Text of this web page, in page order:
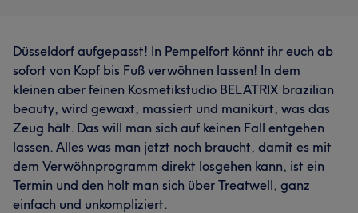
Düsseldorf aufgepasst! In Pempelfort könnt ihr euch ab
sofort von Kopf bis Fuß verwöhnen lassen! In dem
kleinen aber feinen Kosmetikstudio BELATRIX brazilian
beauty, wird gewaxt, massiert und manikürt, was das
Zeug hält. Das will man sich auf keinen Fall entgehen
lassen. Alles was man jetzt noch braucht, damit es mit
dem Verwöhnprogramm direkt losgehen kann, ist ein
Termin und den holt man sich über Treatwell, ganz
einfach und unkompliziert.